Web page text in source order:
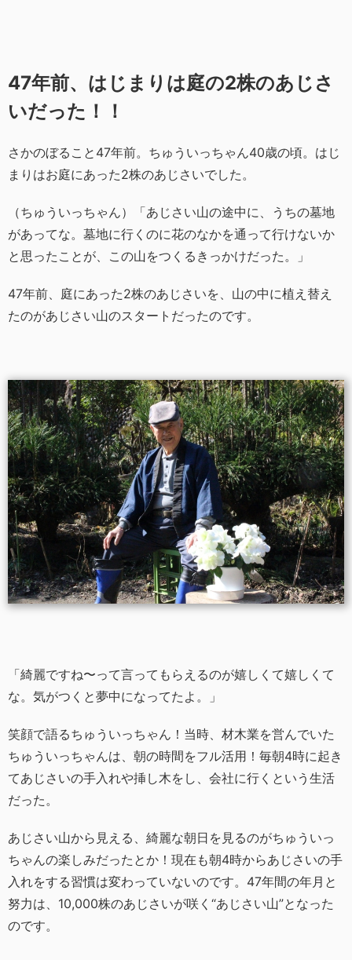
47年前、はじまりは庭の2株のあじさ
いだった！！
さかのぼること47年前。ちゅういっちゃん40歳の頃。はじ
まりはお庭にあった2株のあじさいでした。
（ちゅういっちゃん）「あじさい山の途中に、うちの墓地
があってな。墓地に行くのに花のなかを通って行けないか
と思ったことが、この山をつくるきっかけだった。」
47年前、庭にあった2株のあじさいを、山の中に植え替え
たのがあじさい山のスタートだったのです。
「綺麗ですね〜って言ってもらえるのが嬉しくて嬉しくて
な。気がつくと夢中になってたよ。」
笑顔で語るちゅういっちゃん！当時、材木業を営んでいた
ちゅういっちゃんは、朝の時間をフル活用！毎朝4時に起き
てあじさいの手入れや挿し木をし、会社に行くという生活
だった。
あじさい山から見える、綺麗な朝日を見るのがちゅういっ
ちゃんの楽しみだったとか！現在も朝4時からあじさいの手
入れをする習慣は変わっていないのです。47年間の年月と
努力は、10,000株のあじさいが咲く“あじさい山”となった
のです。